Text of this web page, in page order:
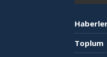
Toplum